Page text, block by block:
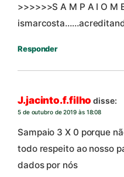
>>>>>>S A M P A I O M
Responder
J.jacinto.f.filho disse:
5 de outubro de 2019 às 18:08
Sampaio 3 X 0 porque
todo respeito ao nosso
dados por nós